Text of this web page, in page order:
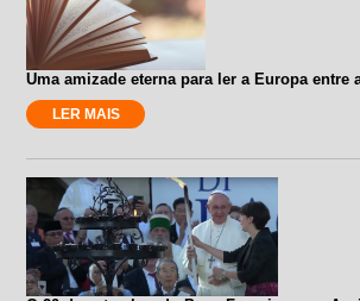
Uma amizade eterna para ler a Europa entre
LER MAIS